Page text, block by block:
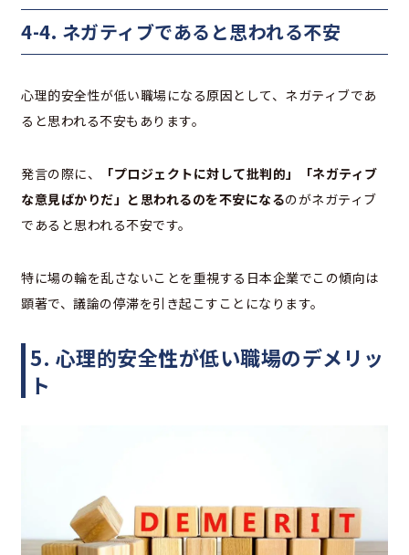
4-4. ネガティブであると思われる不安
心理的安全性が低い職場になる原因として、ネガティブであ
ると思われる不安もあります。
発言の際に、
「プロジェクトに対して批判的」「ネガティブ
な意見ばかりだ」と思われるのを不安になるのがネガティブ
であると思われる不安です。
特に場の輪を乱さないことを重視する日本企業でこの傾向は
顕著で、議論の停滞を引き起こすことになります。
5. 心理的安全性が低い職場のデメリッ
ト